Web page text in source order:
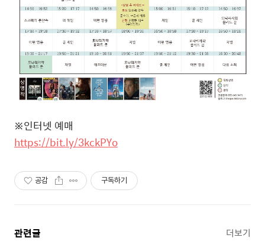
※인터넷 예매
https://bit.ly/3kckPYo
공감 구독하기
관련글 더보기